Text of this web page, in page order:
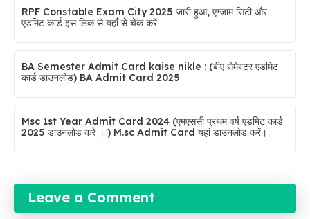
RPF Constable Exam City 2025 जारी हुआ, एग्जाम सिटी और
एडमिट कार्ड इस लिंक से यहाँ से चेक करें
BA Semester Admit Card kaise nikle : (बीए सेमेस्टर एडमिट
कार्ड डाउनलोड) BA Admit Card 2025
Msc 1st Year Admit Card 2024 (एमएससी प्रथम वर्ष एडमिट कार्ड
2025 डाउनलोड करे । ) M.sc Admit Card यहां डाउनलोड करें।
Leave a Comment